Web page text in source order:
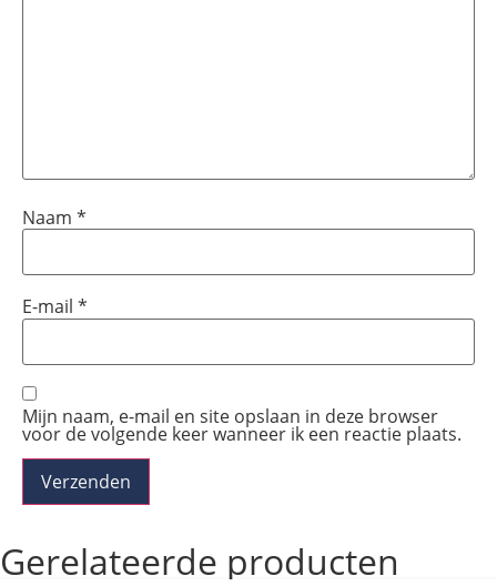
Naam *
E-mail *
Mijn naam, e-mail en site opslaan in deze browser
voor de volgende keer wanneer ik een reactie plaats.
Gerelateerde producten